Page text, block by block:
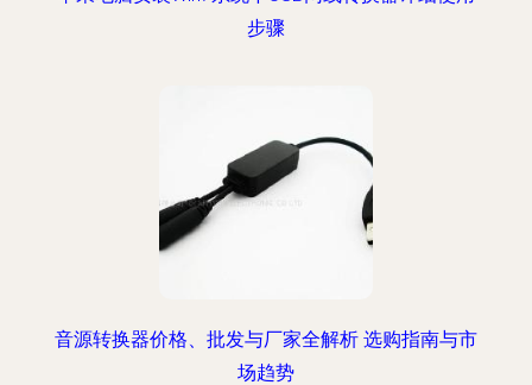
步骤
音源转换器价格、批发与厂家全解析 选购指南与市
场趋势